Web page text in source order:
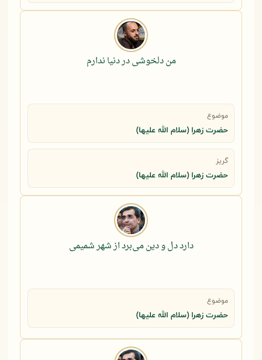
من دلخوشی در دنیا ندارم
موضوع
حضرت زهرا (سلام الله علیها)
گریز
حضرت زهرا (سلام الله علیها)
دارد دل و دین می‌برد از شهر شمیمی
موضوع
حضرت زهرا (سلام الله علیها)